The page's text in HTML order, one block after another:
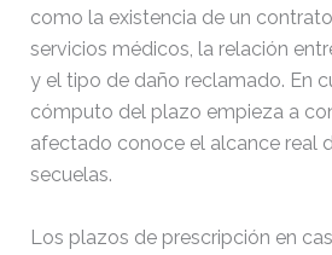
como la existencia de un
servicios médicos, la relación
y el tipo de daño reclamado. En
cómputo del plazo empieza a
afectado conoce el alcance real
secuelas.
Los plazos de prescripción en